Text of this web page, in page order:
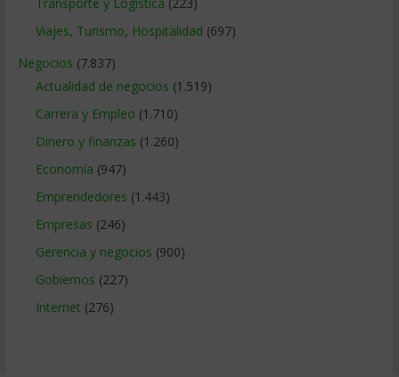
Viajes, Turismo, Hospitalidad (697)
Negocios (7.837)
Actualidad de negocios (1.519)
Carrera y Empleo (1.710)
Dinero y finanzas (1.260)
Economía (947)
Emprendedores (1.443)
Empresas (246)
Gerencia y negocios (900)
Gobiernos (227)
Internet (276)